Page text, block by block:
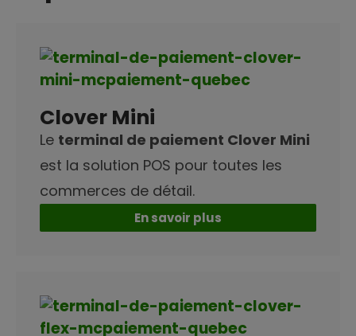
Clover Mini
Le terminal de paiement Clover Mini
est la solution POS pour toutes les
commerces de détail.
En savoir plus